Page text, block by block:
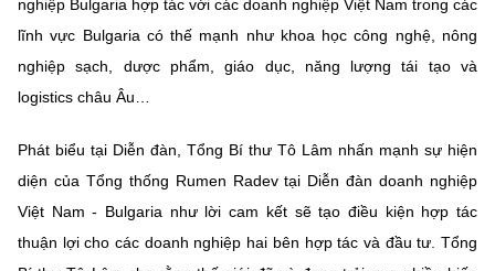
nghiệp Bulgaria hợp tác với các doanh nghiệp Việt Nam trong các
lĩnh vực Bulgaria có thế mạnh như khoa học công nghệ, nông
nghiệp sạch, dược phẩm, giáo dục, năng lượng tái tạo và
logistics châu Âu…
Phát biểu tại Diễn đàn, Tổng Bí thư Tô Lâm nhấn mạnh sự hiện
diện của Tổng thống Rumen Radev tại Diễn đàn doanh nghiệp
Việt Nam - Bulgaria như lời cam kết sẽ tạo điều kiện hợp tác
thuận lợi cho các doanh nghiệp hai bên hợp tác và đầu tư. Tổng